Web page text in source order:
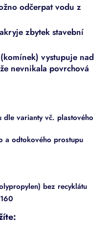
odčerpat vodu z
zbytek stavební
vystupuje nad
nevnikala povrchová
varianty vč. plastového
a odtokového prostupu
bez recyklátu